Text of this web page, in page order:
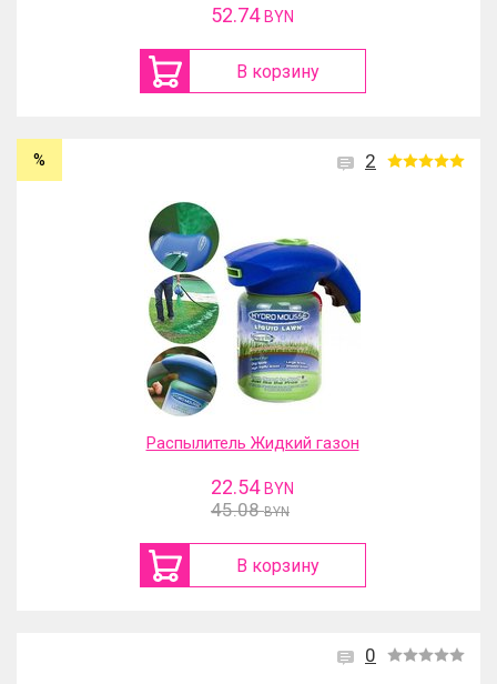
52.74 BYN
В корзину
2
%
Распылитель Жидкий газон
22.54 BYN
45.08 BYN
В корзину
0